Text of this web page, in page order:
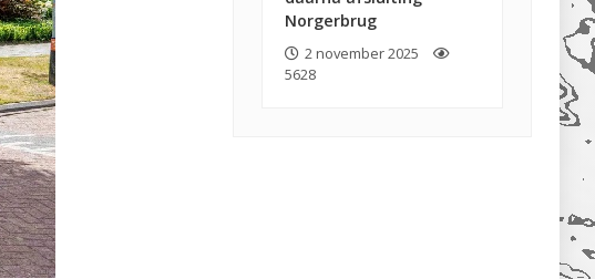
Norgerbrug
2 november 2025
5628